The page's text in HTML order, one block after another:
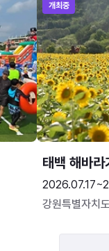
개최중
태백 해바라
강원특별자치